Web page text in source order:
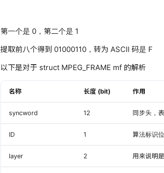
第一个是 0，第二个是 1
提取前八个得到 01000110，转为 ASCII 码是 F
以下是对于 struct MPEG_FRAME mf 的解析
名称 长度 (bit) 作用
syncword 12 同步头，
ID 1 算法标识
layer 2 用来说明